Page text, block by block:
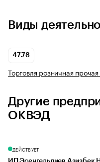
Виды
47.78
Торговля розничная
Другие
ОКВЭД
ДЕЙСТВУЕТ